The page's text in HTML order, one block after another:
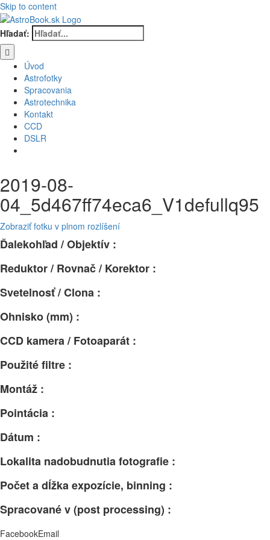
Skip to content
Hľadať:
Úvod
Astrofotky
Spracovania
Astrotechnika
Kontakt
CCD
DSLR
2019-08-
04_5d467ff74eca6_V1defullq95
Zobraziť fotku v plnom rozlíšení
Ďalekohľad / Objektív :
Reduktor / Rovnač / Korektor :
Svetelnosť / Clona :
Ohnisko (mm) :
CCD kamera / Fotoaparát :
Použité filtre :
Montáž :
Pointácia :
Dátum :
Lokalita nadobudnutia fotografie :
Počet a dĺžka expozície, binning :
Spracované v (post processing) :
FacebookEmail